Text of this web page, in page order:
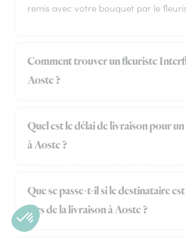
remis avec votre bouquet par le
Comment trouver un fleuriste
Aoste ?
Quel est le délai de livraison pour
à Aoste ?
Que se passe-t-il si le destinataire
lors de la livraison à Aoste ?